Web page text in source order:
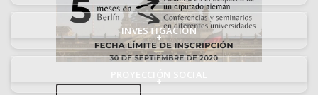
INVESTIGACIÓN
+
+